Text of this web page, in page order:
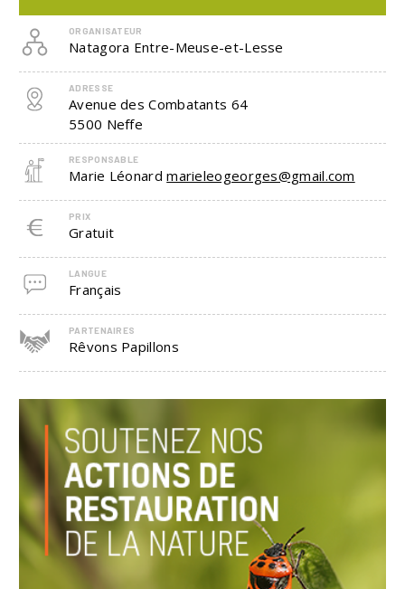
ORGANISATEUR
Natagora Entre-Meuse-et-Lesse
ADRESSE
Avenue des Combatants 64
5500 Neffe
RESPONSABLE
Marie Léonardmarieleogeorges@gmail.com
PRIX
Gratuit
LANGUE
Français
PARTENAIRES
Rêvons Papillons